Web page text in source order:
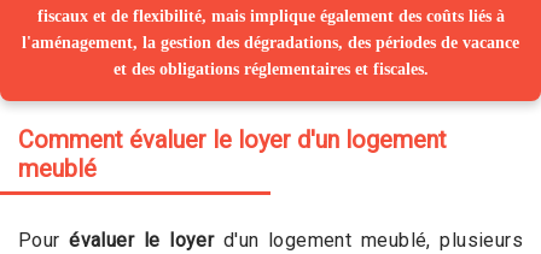
fiscaux et de flexibilité, mais implique également des coûts liés à
l'aménagement, la gestion des dégradations, des périodes de vacance
et des obligations réglementaires et fiscales.
Comment évaluer le loyer d'un logement
meublé
Pourévaluer le loyerd'un logement meublé, plusieurs